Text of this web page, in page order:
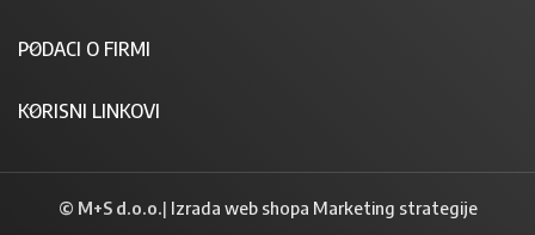
PODACI O FIRMI
KORISNI LINKOVI
© M+S d.o.o.| Izrada web shopa Marketing strategije